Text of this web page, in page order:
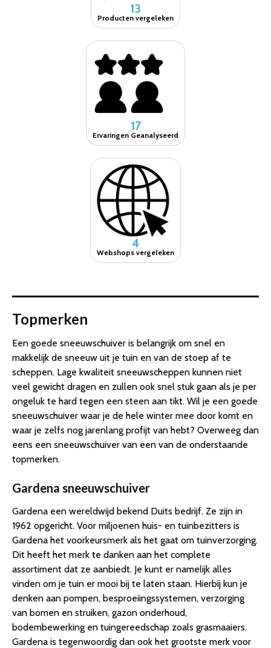
13
Producten vergeleken
17
Ervaringen Geanalyseerd
4
Webshops vergeleken
Topmerken
Een goede sneeuwschuiver is belangrijk om snel en
makkelijk de sneeuw uit je tuin en van de stoep af te
scheppen. Lage kwaliteit sneeuwscheppen kunnen niet
veel gewicht dragen en zullen ook snel stuk gaan als je per
ongeluk te hard tegen een steen aan tikt. Wil je een goede
sneeuwschuiver waar je de hele winter mee door komt en
waar je zelfs nog jarenlang profijt van hebt? Overweeg dan
eens een sneeuwschuiver van een van de onderstaande
topmerken.
Gardena sneeuwschuiver
Gardena een wereldwijd bekend Duits bedrijf. Ze zijn in
1962 opgericht. Voor miljoenen huis- en tuinbezitters is
Gardena het voorkeursmerk als het gaat om tuinverzorging.
Dit heeft het merk te danken aan het complete
assortiment dat ze aanbiedt. Je kunt er namelijk alles
vinden om je tuin er mooi bij te laten staan. Hierbij kun je
denken aan pompen, besproeiingssystemen, verzorging
van bomen en struiken, gazon onderhoud,
bodembewerking en tuingereedschap zoals grasmaaiers.
Gardena is tegenwoordig dan ook het grootste merk voor